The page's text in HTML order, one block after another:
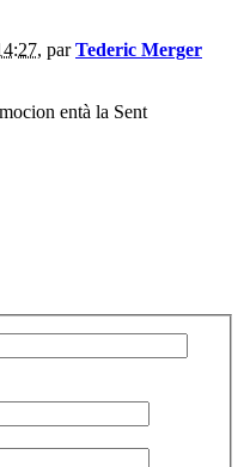
, parTederic Merger
entà la Sent